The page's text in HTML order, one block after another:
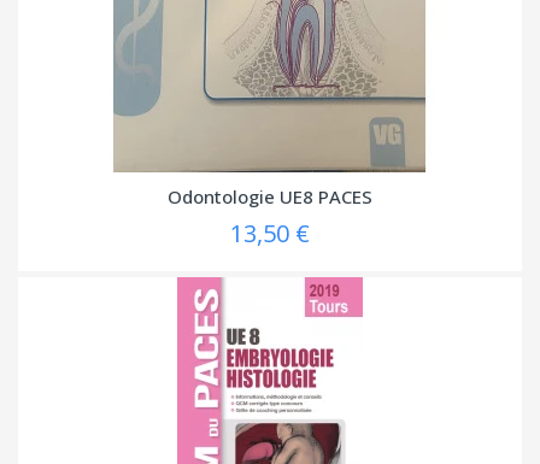
Odontologie UE8 PACES
13,50 €